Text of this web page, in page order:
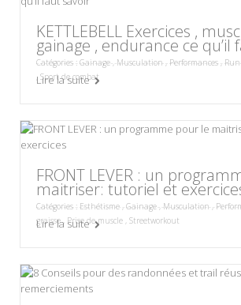
KETTLEBELL Exercices ,
gainage , endurance ce qu’il
Catégories : Gainage,Musculation,Performances ,
, Sport de combat
Lire la suite
FRONT LEVER : un
maitriser: tutoriel et
Catégories : Esthétisme,Gainage,Musculation,
graisse, Prise de muscle Streetworkout
Lire la suite